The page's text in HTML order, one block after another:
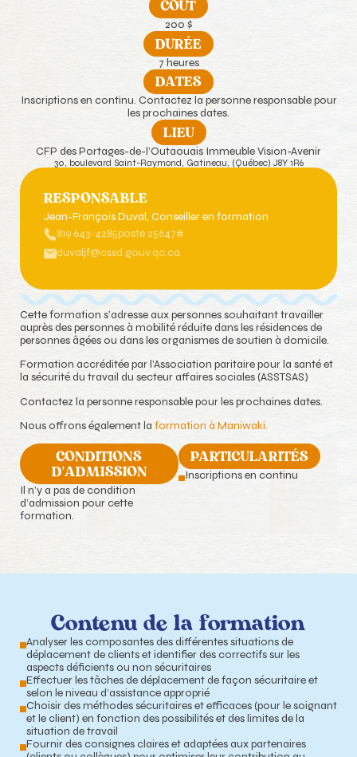
COÛT
200 $
DURÉE
7 heures
DATES
Inscriptions en continu. Contactez la personne responsable pour
les prochaines dates.
LIEU
CFP des Portages-de-l’Outaouais Immeuble Vision-Avenir
30, boulevard Saint-Raymond, Gatineau, (Québec) J8Y 1R6
RESPONSABLE
Jean-François Duval, Conseiller en formation
819 643-4285poste 25647#
duvaljf@cssd.gouv.qc.ca
Cette formation s’adresse aux personnes souhaitant travailler
auprès des personnes à mobilité réduite dans les résidences de
personnes âgées ou dans les organismes de soutien à domicile.
Formation accréditée par l’Association paritaire pour la santé et
la sécurité du travail du secteur affaires sociales (ASSTSAS)
Contactez la personne responsable pour les prochaines dates.
Nous offrons également la formation à Maniwaki.
CONDITIONS
D'ADMISSION
Il n’y a pas de condition
d’admission pour cette
formation.
PARTICULARITÉS
Inscriptions en continu
Contenu de la formation
Analyser les composantes des différentes situations de
déplacement de clients et identifier des correctifs sur les
aspects déficients ou non sécuritaires
Effectuer les tâches de déplacement de façon sécuritaire et
selon le niveau d’assistance approprié
Choisir des méthodes sécuritaires et efficaces (pour le soignant
et le client) en fonction des possibilités et des limites de la
situation de travail
Fournir des consignes claires et adaptées aux partenaires